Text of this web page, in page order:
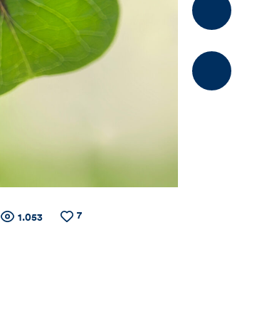
Zähler
Anzahl
1.053
Anzahl
7